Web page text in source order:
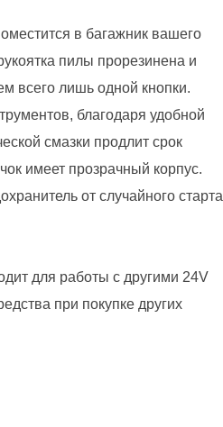
в багажник вашего
пилы прорезинена и
всего лишь одной кнопки.
благодаря удобной
смазки продлит срок
имеет прозрачный корпус.
от случайного старта
для работы с другими 24V
при покупке других